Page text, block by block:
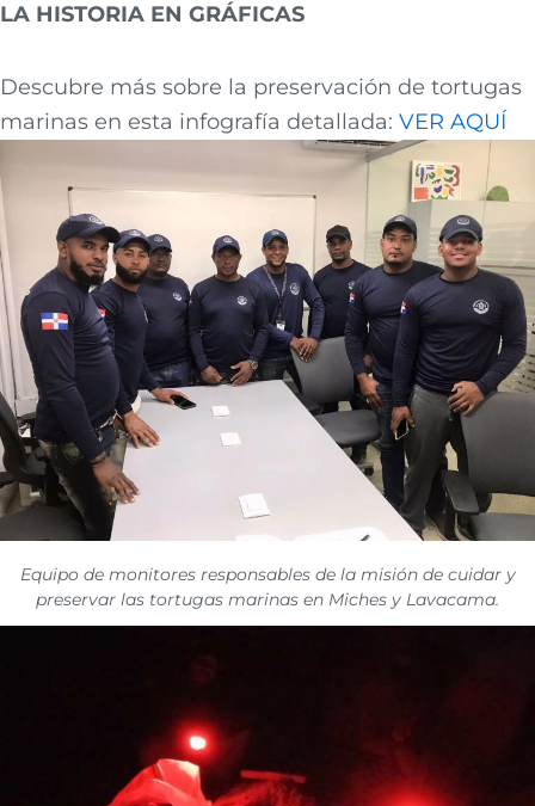
LA HISTORIA EN GRÁFICAS
Descubre más sobre la preservación de tortugas
marinas en esta infografía detallada: VER AQUÍ
Equipo de monitores responsables de la misión de cuidar y
preservar las tortugas marinas en Miches y Lavacama.